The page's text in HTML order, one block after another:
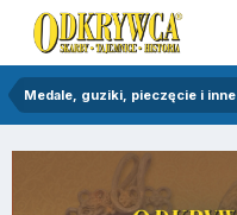
Medale, guziki, pieczęcie i inne